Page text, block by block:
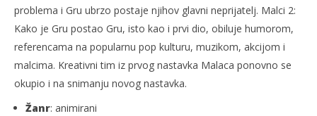
problema i Gru ubrzo postaje njihov glavni neprijatelj. Malci 2:
Kako je Gru postao Gru, isto kao i prvi dio, obiluje humorom,
referencama na popularnu pop kulturu, muzikom, akcijom i
malcima. Kreativni tim iz prvog nastavka Malaca ponovno se
okupio i na snimanju novog nastavka.
Žanr: animirani